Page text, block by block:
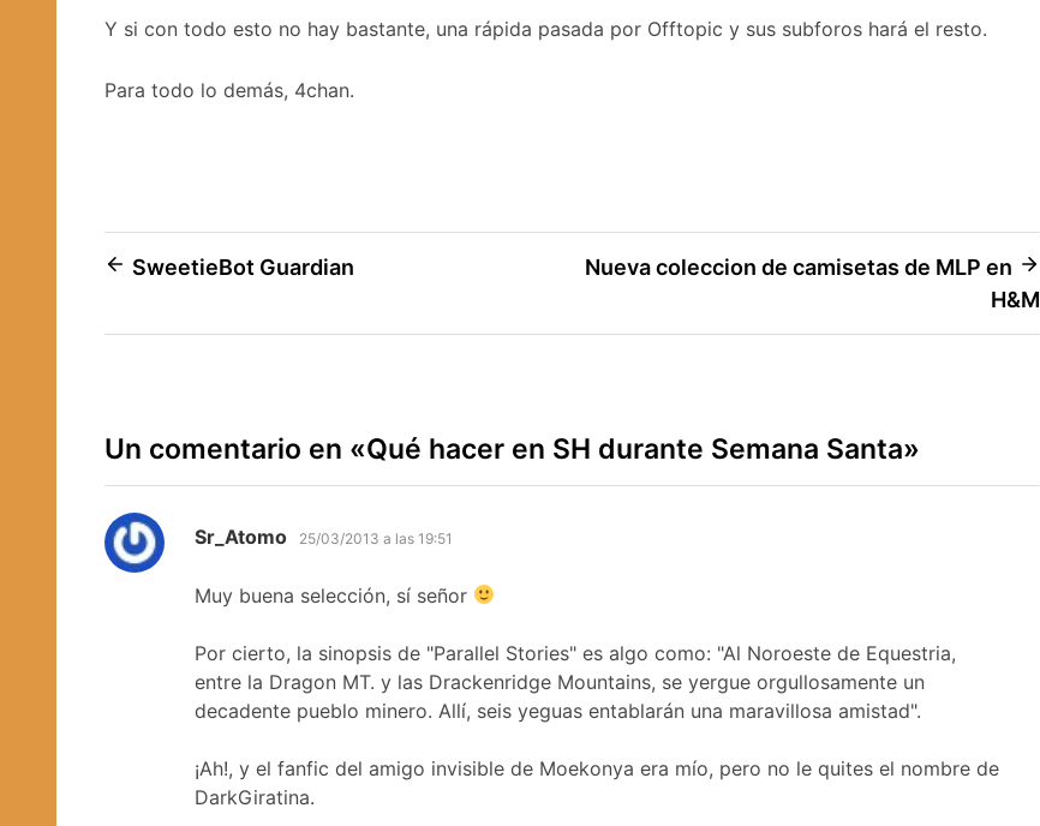
Y si con todo esto no hay bastante, una rápida pasada por Offtopic y sus subforos hará el resto.
Para todo lo demás, 4chan.
Navegación
SweetieBot Guardian
Nueva coleccion de camisetas de MLP en
H&M
Un comentario en «Qué hacer en SH durante Semana Santa»
Sr_Atomo dice:
25/03/2013 a las 19:51
Muy buena selección, sí señor
Por cierto, la sinopsis de "Parallel Stories" es algo como: "Al Noroeste de Equestria,
entre la Dragon MT. y las Drackenridge Mountains, se yergue orgullosamente un
decadente pueblo minero. Allí, seis yeguas entablarán una maravillosa amistad".
¡Ah!, y el fanfic del amigo invisible de Moekonya era mío, pero no le quites el nombre de
DarkGiratina.